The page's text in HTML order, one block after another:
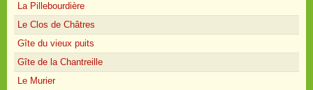
La Pillebourdière
Le Clos de Châtres
Gîte du vieux puits
Gîte de la Chantreille
Le Murier